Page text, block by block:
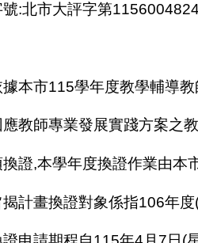
:北市大評字第
本市115學年度教學輔導教
教師專業發展實踐方案之
證,本學年度換證作業由本
計畫換證對象係指106年